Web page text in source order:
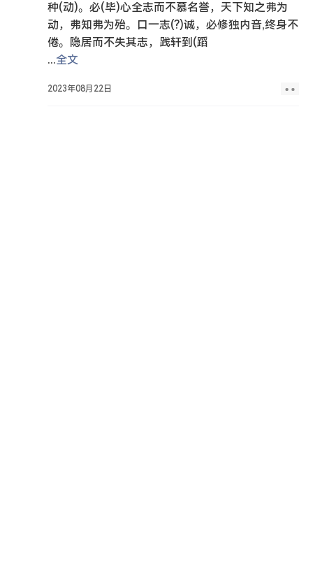
种(动)。必(毕)心全志而不慕名誉，天下知之弗为
动，弗知弗为殆。口一志(?)诚，必修独内音,终身不
倦。隐居而不失其志，践轩到(蹈
...全文
2023年08月22日